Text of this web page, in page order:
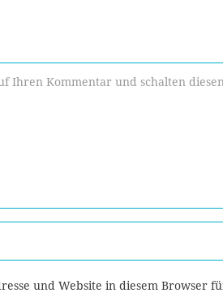
und Website in diesem Browser